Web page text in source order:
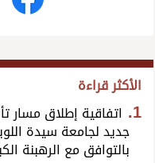
الأكثر قراءة
اتفاقية إطلاق مسار
جديد لجامعة سيدة
بالتوافق مع الرهبنة